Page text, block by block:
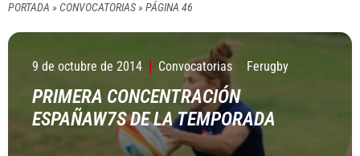
PORTADA » CONVOCATORIAS» PÁGINA 46
9 de octubre de 2014 Convocatorias Ferugby
PRIMERA CONCENTRACIÓN
ESPAÑAW7S DE LA TEMPORADA